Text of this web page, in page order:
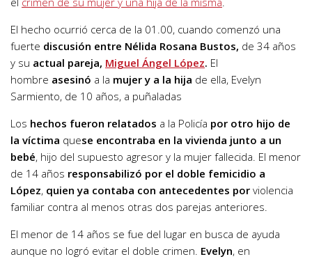
El hecho ocurrió cerca de la 01.00, cuando comenzó una
fuerte discusión entre Nélida Rosana Bustos, de 34 años
y su actual pareja, Miguel Ángel López. El
hombre asesinó a la mujer y a la hija de ella, Evelyn
Sarmiento, de 10 años, a puñaladas
Los hechos fueron relatados a la Policía por otro hijo de
la víctima quese encontraba en la vivienda junto a un
bebé, hijo del supuesto agresor y la mujer fallecida. El menor
de 14 años responsabilizó por el doble femicidio a
López, quien ya contaba con antecedentes por violencia
familiar contra al menos otras dos parejas anteriores.
El menor de 14 años se fue del lugar en busca de ayuda
aunque no logró evitar el doble crimen. Evelyn, en